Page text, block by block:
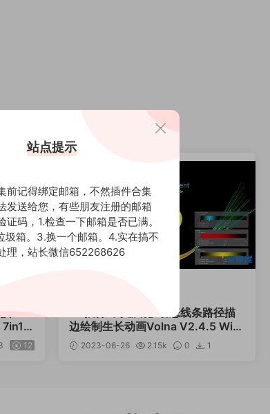
RGB
v
12
AE插件 中文汉化-动态线条路径描
边绘制生长动画Volna V2.4.5 Win
汉化/Mac英文+使用教程
2023-06-26 2.15k 0
1
站点提示
前记得绑定邮箱，不然插件合集
发送给您，有些朋友注册的邮箱
证码，1.检查一下邮箱是否已满。
圾箱。3.换一个邮箱。4.实在搞不
理，站长微信652268626